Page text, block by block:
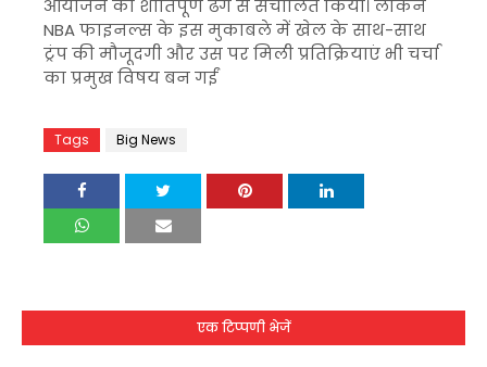
आयोजन को शांतिपूर्ण ढंग से संचालित किया। लेकिन
NBA फाइनल्स के इस मुकाबले में खेल के साथ-साथ
ट्रंप की मौजूदगी और उस पर मिली प्रतिक्रियाएं भी चर्चा
का प्रमुख विषय बन गईं
Tags Big News
एक टिप्पणी भेजें